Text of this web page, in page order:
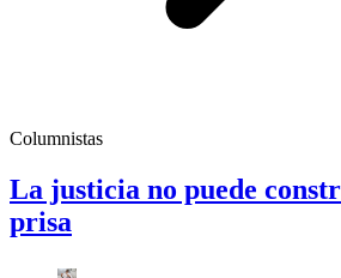
Columnistas
La justicia no puede
prisa